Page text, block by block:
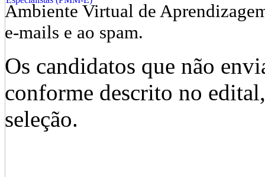
Ambiente Virtual de
e-mails e ao spam.
Os candidatos que não
conforme descrito no
seleção.